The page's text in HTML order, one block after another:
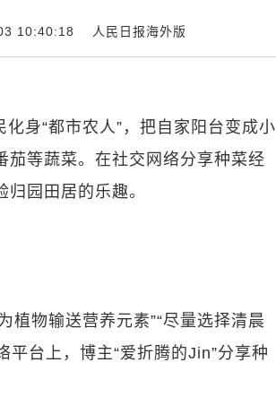
10:40:18 人民日报海外版
身“都市农人”，把自家阳台变成小
茄等蔬菜。在社交网络分享种菜经
园田居的乐趣。
植物输送营养元素”“尽量选择清晨
台上，博主“爱折腾的Jin”分享种